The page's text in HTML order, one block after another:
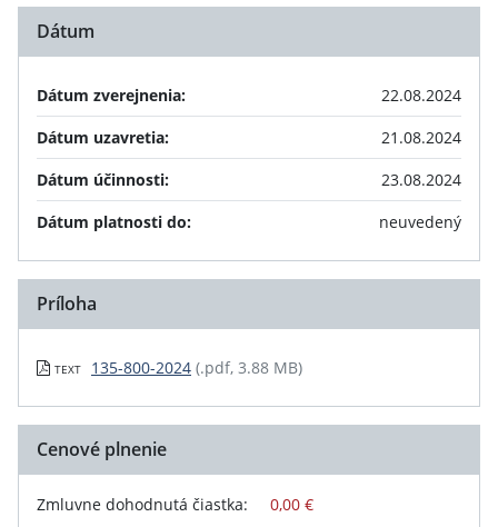
Dátum
Dátum zverejnenia:
22.08.2024
Dátum uzavretia:
21.08.2024
Dátum účinnosti:
23.08.2024
Dátum platnosti do:
neuvedený
Príloha
TEXT 135-800-2024 (.pdf, 3.88 MB)
Cenové plnenie
Zmluvne dohodnutá čiastka: 0,00 €